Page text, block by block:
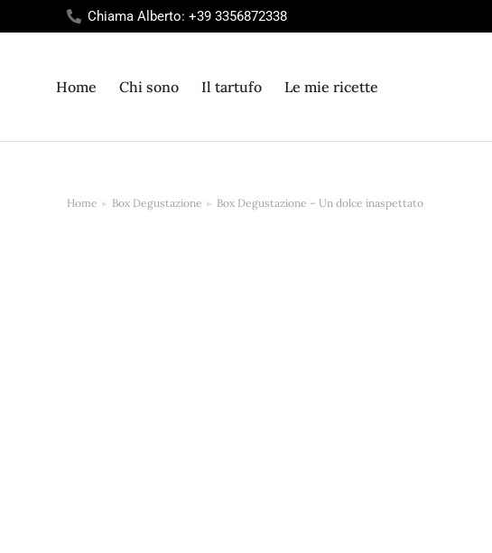
Chiama Alberto: +39 3356872338
Home Chi sono Il tartufo Le mie ricette
Tu sei qui:
Home Box Degustazione Box Degustazione – Un dolce inaspettato